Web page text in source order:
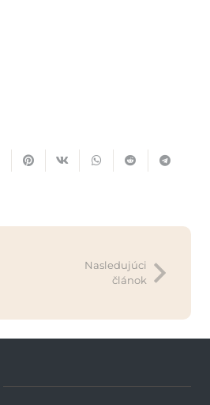
Nasledujúci
článok